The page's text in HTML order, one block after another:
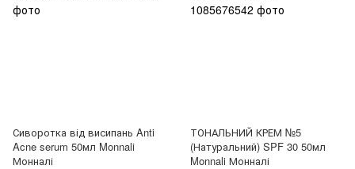
Сиворотка від висипань Anti
Acne serum 50мл Monnali
Монналі
ТОНАЛЬНИЙ КРЕМ №5
(Натуральний) SPF 30 50мл
Monnali Монналі